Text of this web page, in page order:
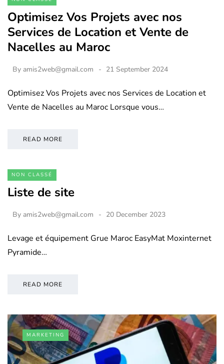
Optimisez Vos Projets avec nos
Services de Location et Vente de
Nacelles au Maroc
By amis2web@gmail.com 21 September 2024
Optimisez Vos Projets avec nos Services de Location et
Vente de Nacelles au Maroc Lorsque vous…
READ MORE
NON CLASSÉ
Liste de site
By amis2web@gmail.com 20 December 2023
Levage et équipement Grue Maroc EasyMat Moxinternet
Pyramide…
READ MORE
MARKETING